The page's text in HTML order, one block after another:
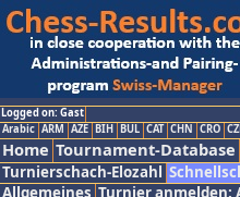
Logged on: Gast
Arabic ARM AZE BIH BUL CAT CHN CRO
Home Tournament-Database
Turnierschach-Elozahl
Allgemeines Turnier anmelden: